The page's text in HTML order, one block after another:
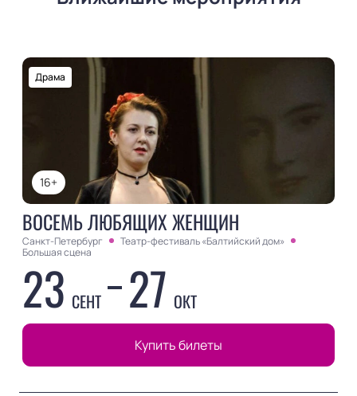
16+
Драма
ВОСЕМЬ ЛЮБЯЩИХ ЖЕНЩИН
Санкт-Петербург
Театр-фестиваль «Балтийский дом»
Большая сцена
23 СЕНТ 27 ОКТ
Купить билеты